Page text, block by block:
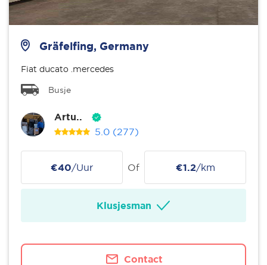
Gräfelfing, Germany
Fiat ducato .mercedes
Busje
Artu..
5.0 (277)
€40/Uur Of €1.2/km
Klusjesman
Contact